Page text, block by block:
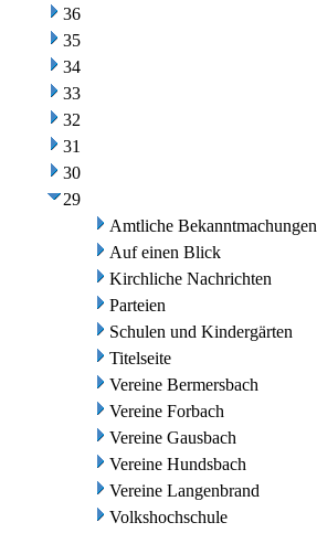
36
35
34
33
32
31
30
29
Amtliche Bekanntmachungen
Auf einen Blick
Kirchliche Nachrichten
Parteien
Schulen und Kindergärten
Titelseite
Vereine Bermersbach
Vereine Forbach
Vereine Gausbach
Vereine Hundsbach
Vereine Langenbrand
Volkshochschule